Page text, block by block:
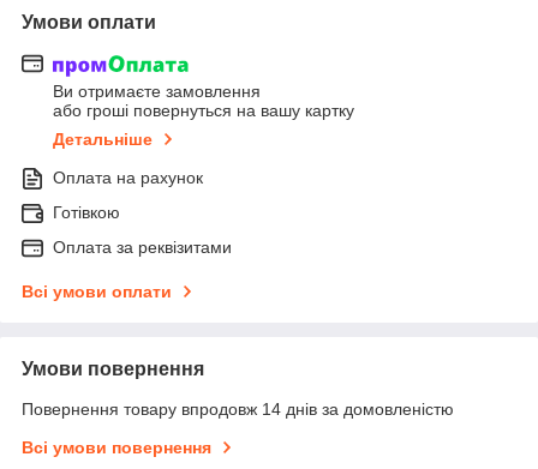
Умови оплати
Ви отримаєте замовлення
або гроші повернуться на вашу картку
Детальніше
Оплата на рахунок
Готівкою
Оплата за реквізитами
Всі умови оплати
Умови повернення
Повернення товару впродовж 14 днів за домовленістю
Всі умови повернення